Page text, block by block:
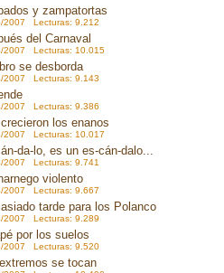
y zampatortas
2007 Lecturas: 9.212
del Carnaval
2007 Lecturas: 10.015
se desborda
2007 Lecturas: 9.143
2007 Lecturas: 9.386
los enanos
2007 Lecturas: 10.017
da-lo, es un es-cán-dalo...
2007 Lecturas: 9.741
violento
2007 Lecturas: 9.667
tarde para los Polanco
2007 Lecturas: 9.289
por los suelos
2007 Lecturas: 9.520
se tocan